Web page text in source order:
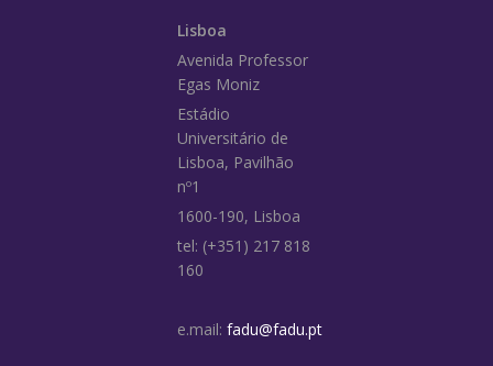
Lisboa
Avenida Professor
Egas Moniz
Estádio
Universitário de
Lisboa, Pavilhão
nº1
1600-190, Lisboa
tel: (+351) 217 818
160
e.mail: fadu@fadu.pt